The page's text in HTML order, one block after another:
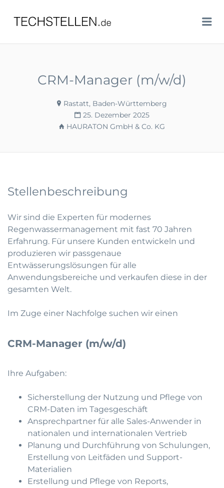
TECHSTELLEN.DE
CRM-Manager (m/w/d)
Rastatt, Baden-Württemberg
25. Dezember 2025
HAURATON GmbH & Co. KG
Stellenbeschreibung
Wir sind die Experten für modernes
Regenwassermanagement mit fast 70 Jahren
Erfahrung. Für unsere Kunden entwickeln und
produzieren wir passgenaue
Entwässerungslösungen für alle
Anwendungsbereiche und verkaufen diese in der
gesamten Welt.
Im Zuge einer Nachfolge suchen wir einen
CRM-Manager (m/w/d)
Ihre Aufgaben:
Sicherstellung der Nutzung und Pflege von
CRM-Daten im Tagesgeschäft
Ansprechpartner für alle Sales-Anwender in
nationalen und internationalen Vertrieb
Planung und Durchführung von Schulungen,
Erstellung von Leitfäden und Support-
Materialien
Erstellung und Pflege von Reports,